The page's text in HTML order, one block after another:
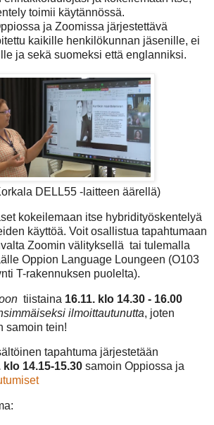
toimii käytännössä.
ja Zoomissa järjestettävä
kaikille henkilökunnan jäsenille, ei
ja sekä suomeksi että englanniksi.
DELL55 -laitteen äärellä)
kokeilemaan itse hybridityöskentelyä
käyttöä. Voit osallistua tapahtumaan
Zoomin välityksellä tai tulemalla
Oppion Language Loungeen (O103
T-rakennuksen puolelta).
tiistaina 16.11. klo 14.30 - 16.00
ilmoittautunutta, joten
samoin tein!
tapahtuma järjestetään
klo 14.15-15.30 samoin Oppiossa ja